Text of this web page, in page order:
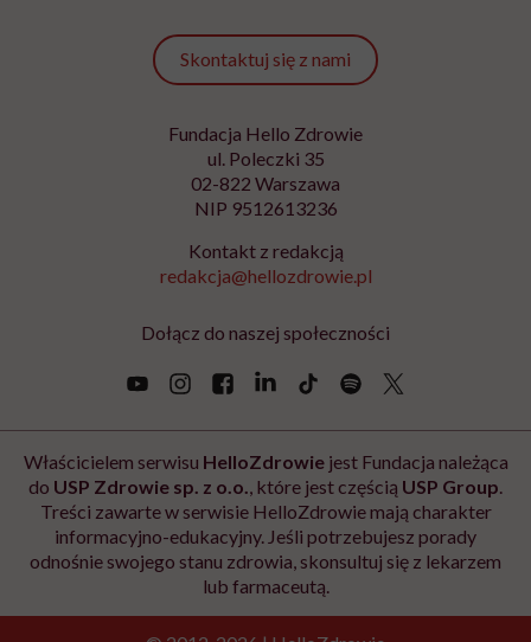
Skontaktuj się z nami
Fundacja Hello Zdrowie
ul. Poleczki 35
02-822 Warszawa
NIP 9512613236
Kontakt z redakcją
redakcja@hellozdrowie.pl
Dołącz do naszej społeczności
Właścicielem serwisu HelloZdrowiejest Fundacja należąca
do USP Zdrowie sp. z o.o. , które jest częścią USP Group
Treści zawarte w serwisie HelloZdrowie mają charakter
informacyjno-edukacyjny. Jeśli potrzebujesz porady
odnośnie swojego stanu zdrowia, skonsultuj się z lekarzem
lub farmaceutą.